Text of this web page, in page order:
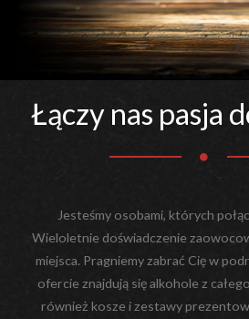
Łączy nas pasja
Jesteśmy osobami, których
Wieloletnie doświadczenie
miejsca. Pragniemy zabrać Cię w
ofercie znajdują się alkohole z
również kosze i zestawy